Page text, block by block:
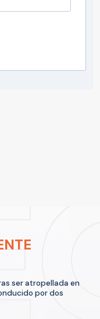
ser atropellada en
por dos